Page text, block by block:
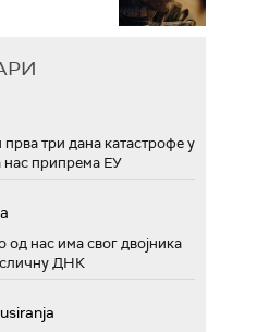
три дана катастрофе у
нас припрема ЕУ
од нас има свог двојника
сличну ДНК